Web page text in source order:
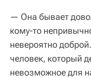
— Она бывает
кому-то
невероятно
человек, который
невозможное для